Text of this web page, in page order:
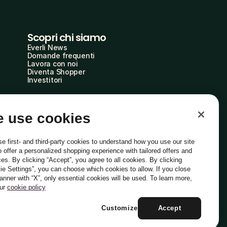
Scopri chi siamo
Everli News
Domande frequenti
Lavora con noi
Diventa Shopper
Investitori
Italiano
use cookies
first- and third-party cookies to understand how you use our site
offer a personalized shopping experience with tailored offers and
By clicking “Accept”, you agree to all cookies. By clicking
Settings”, you can choose which cookies to allow. If you close
with “X”, only essential cookies will be used. To learn more,
cookie policy
Accept
Customize